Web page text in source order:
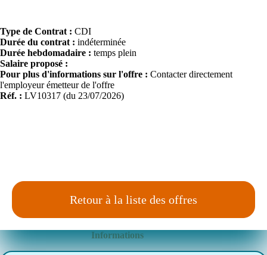
Type de Contrat : CDI
Durée du contrat : indéterminée
Durée hebdomadaire : temps plein
Salaire proposé :
Pour plus d'informations sur l'offre : Contacter directement
l'employeur émetteur de l'offre
Réf. : LV10317 (du 23/07/2026)
Retour à la liste des offres
Informations